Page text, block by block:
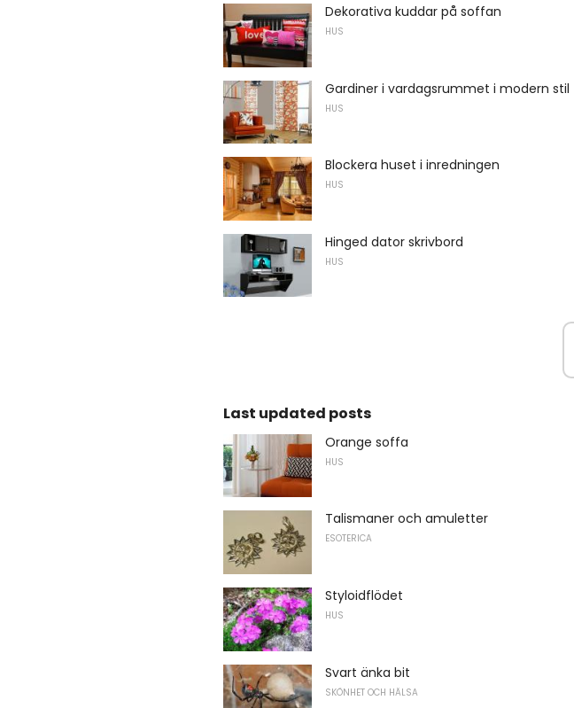
Dekorativa kuddar på soffan
HUS
Gardiner i vardagsrummet i modern stil
HUS
Blockera huset i inredningen
HUS
Hinged dator skrivbord
HUS
Last updated posts
Orange soffa
HUS
Talismaner och amuletter
ESOTERICA
Styloidflödet
HUS
Svart änka bit
SKÖNHET OCH HÄLSA